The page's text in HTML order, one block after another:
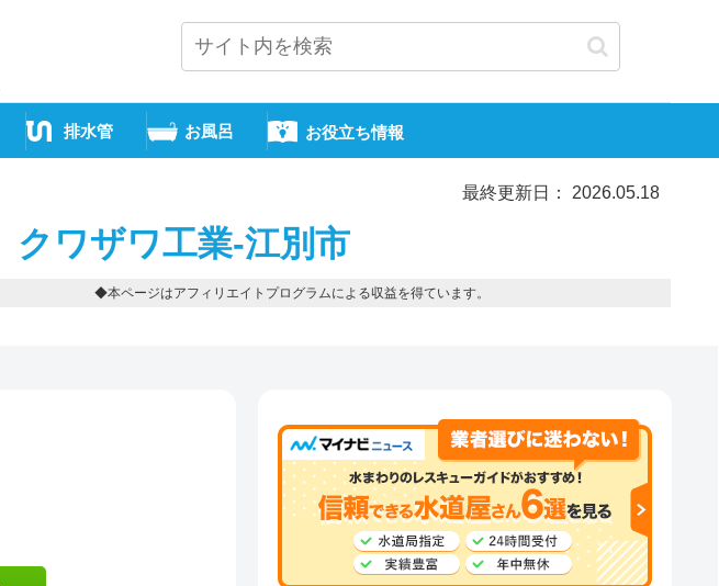
排水管 お風呂 お役立ち情報
最終更新日： 2026.05.18
クワザワ工業-江別市
◆本ページはアフィリエイトプログラムによる収益を得ています。